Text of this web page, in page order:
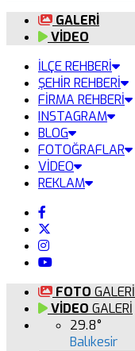
GALERİ
VİDEO
İLÇE REHBERİ
ŞEHİR REHBERİ
FİRMA REHBERİ
INSTAGRAM
BLOG
FOTOĞRAFLAR
VİDEO
REKLAM
FOTO GALERİ
VİDEO GALERİ
29.8°
Balıkesir